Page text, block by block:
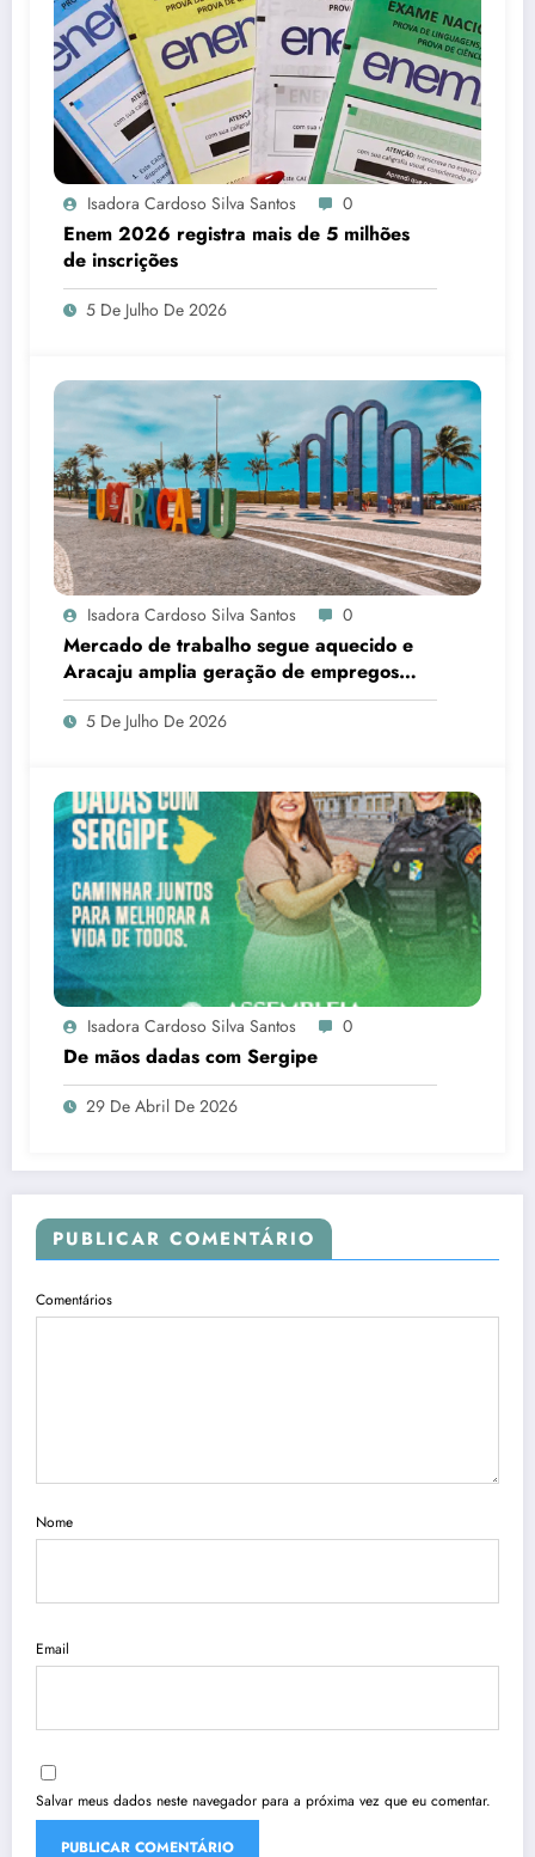
Isadora Cardoso Silva Santos 0
Enem 2026 registra mais de 5 milhões
de inscrições
5 De Julho De 2026
Isadora Cardoso Silva Santos 0
Mercado de trabalho segue aquecido e
Aracaju amplia geração de empregos
formais
5 De Julho De 2026
Isadora Cardoso Silva Santos 0
De mãos dadas com Sergipe
29 De Abril De 2026
PUBLICAR COMENTÁRIO
Comentários
Nome
Email
Salvar meus dados neste navegador para a próxima vez que eu comentar.